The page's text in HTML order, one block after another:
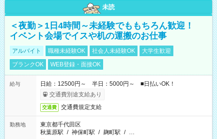
未読
＜夜勤＞1日4時間～未経験でももちろん歓迎！
イベント会場でイスや机の運搬のお仕事
アルバイト 職種未経験OK 社会人未経験OK
大学生歓迎
ブランクOK
WEB登録・面接OK
給与
日給：12500円～ 半日：5000円～ ■日払いOK！
交通費別途支給あり
交通費 交通費規定支給
勤務地
東京都千代田区
秋葉原駅 / 神保町駅 / 麹町駅 / …